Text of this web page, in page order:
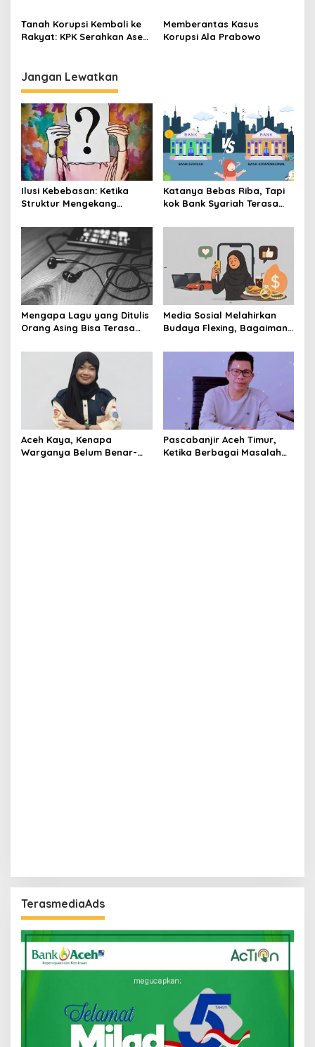
Jahat”
Haji
Tanah Korupsi Kembali ke
Rakyat: KPK Serahkan Aset
Memberantas Kasus
Korupsi Ala Prabowo
Jangan Lewatkan
Ilusi Kebebasan: Ketika
Struktur Mengekang
Katanya Bebas Riba, Tapi
kok Bank Syariah Terasa
Mengapa Lagu yang Ditulis
Orang Asing Bisa Terasa
Media Sosial Melahirkan
Budaya Flexing, Bagaimana
Aceh Kaya, Kenapa
Warganya Belum Benar-
Pascabanjir Aceh Timur,
Ketika Berbagai Masalah
TerasmediaAds